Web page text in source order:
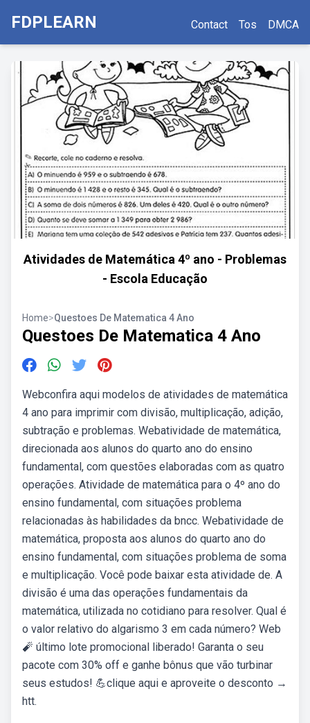
FDPLEARN Contact Tos DMCA
Atividades de Matemática 4º ano - Problemas
- Escola Educação
Home>Questoes De Matematica 4 Ano
Questoes De Matematica 4 Ano
Webconfira aqui modelos de atividades de matemática
4 ano para imprimir com divisão, multiplicação, adição,
subtração e problemas. Webatividade de matemática,
direcionada aos alunos do quarto ano do ensino
fundamental, com questões elaboradas com as quatro
operações. Atividade de matemática para o 4º ano do
ensino fundamental, com situações problema
relacionadas às habilidades da bncc. Webatividade de
matemática, proposta aos alunos do quarto ano do
ensino fundamental, com situações problema de soma
e multiplicação. Você pode baixar esta atividade de. A
divisão é uma das operações fundamentais da
matemática, utilizada no cotidiano para resolver. Qual é
o valor relativo do algarismo 3 em cada número? Web
🧨 último lote promocional liberado! Garanta o seu
pacote com 30% off e ganhe bônus que vão turbinar
seus estudos! 💪clique aqui e aproveite o desconto →
htt.